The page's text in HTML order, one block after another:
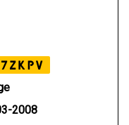
2008